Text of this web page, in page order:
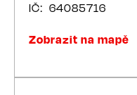
IČ 64085716
Zobrazit na mapě